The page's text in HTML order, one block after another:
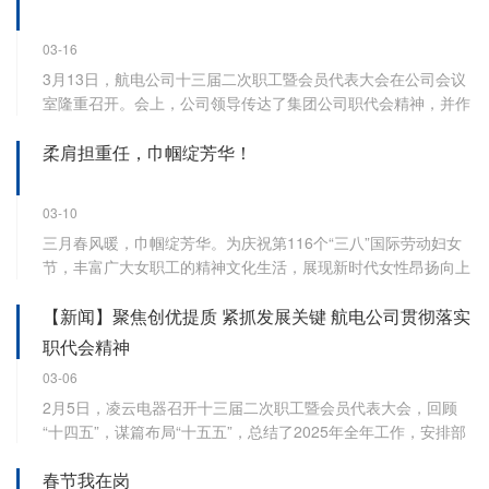
03-16
3月13日，航电公司十三届二次职工暨会员代表大会在公司会议
室隆重召开。会上，公司领导传达了集团公司职代会精神，并作
面总结了2025年工作，系统部署了2026年任务。
柔肩担重任，巾帼绽芳华！
03-10
三月春风暖，巾帼绽芳华。为庆祝第116个“三八”国际劳动妇女
节，丰富广大女职工的精神文化生活，展现新时代女性昂扬向上
面的趣味活动
【新闻】聚焦创优提质 紧抓发展关键 航电公司贯彻落实
职代会精神
03-06
2月5日，凌云电器召开十三届二次职工暨会员代表大会，回顾
“十四五”，谋篇布局“十五五”，总结了2025年全年工作，安排部
刻领悟会议精神，紧扣会议要求，围绕“1·5·2”整体发展目标，制
春节我在岗